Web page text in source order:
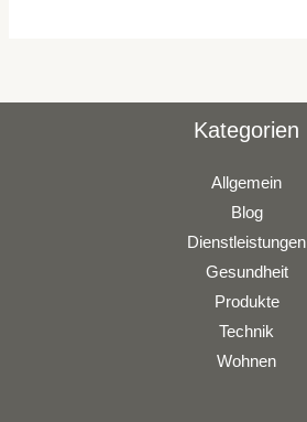
Kategorien
Allgemein
Blog
Dienstleistungen
Gesundheit
Produkte
Technik
Wohnen